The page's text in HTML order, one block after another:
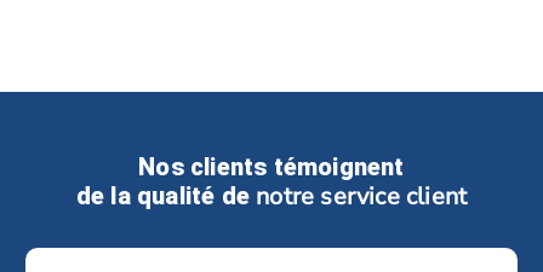
Nos clients témoignent
de la qualité de notre service client